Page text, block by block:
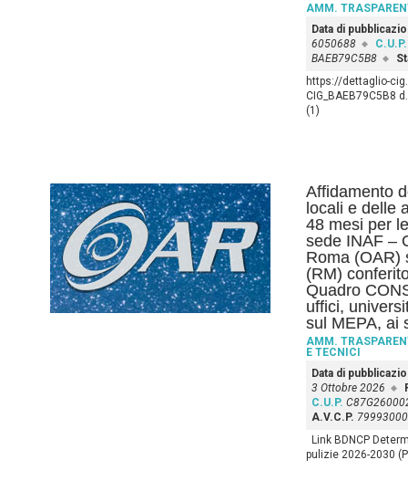
AMM.
Data di
6050688
C.U.P.
BAEB79C5B8
https://dettaglio-
CIG_BAEB79C5B8
(1)
Affidamento
locali e delle
48 mesi per
sede INAF –
Roma (OAR)
(RM)
Quadro
uffici,
sul MEPA, ai
AMM.
E TECNICI
Data di
3 Ottobre 2026
C.U.P.
A.V.C.P.
Link BDNCP
pulizie 2026-2030